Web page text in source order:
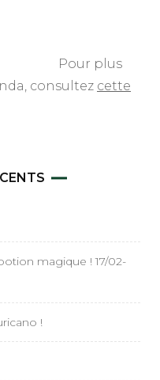
Pour plus
consultez cette
magique ! 17/02-
!